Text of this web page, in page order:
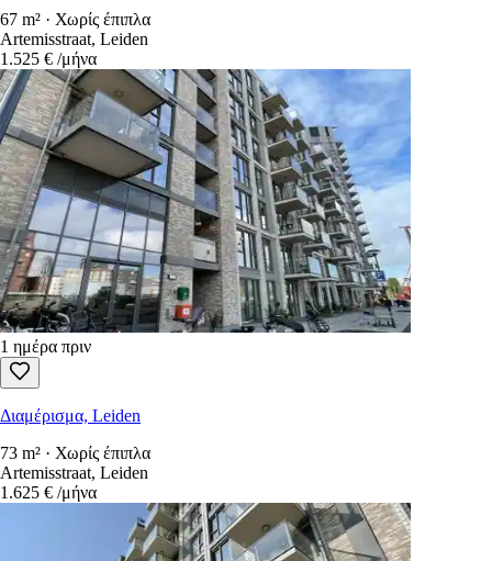
67 m² · Χωρίς έπιπλα
Artemisstraat, Leiden
1.525 € /μήνα
1 ημέρα πριν
Διαμέρισμα, Leiden
73 m² · Χωρίς έπιπλα
Artemisstraat, Leiden
1.625 € /μήνα